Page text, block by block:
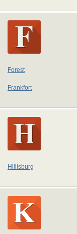
Forest
Frankfort
Hillisburg